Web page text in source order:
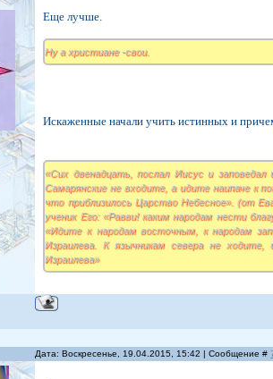
Еще лучше.
Ну а христиане -свои.
Искаженные начали учить истинных и
«Сих двенадцать, послал Иисус и
Самарянские не входите, а идите наипаче к
что приблизилось Царство Небесное». (от
ученик Его: «Равви! каким народам нести
«Идите к народам восточным, к народам
Израилева. К язычникам севера не
Израилева»
Дата: Воскресенье, 19.04.2015, 15:42 | Сообщение #